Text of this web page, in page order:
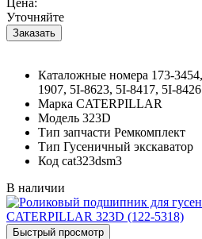
Уточняйте
Каталожные номера 173-
1907, 5I-8623, 5I-8417, 5I-8426
Марка CATERPILLAR
Модель 323D
Тип запчасти Ремкомплект
Тип Гусеничный экскаватор
Код cat323dsm3
В наличии